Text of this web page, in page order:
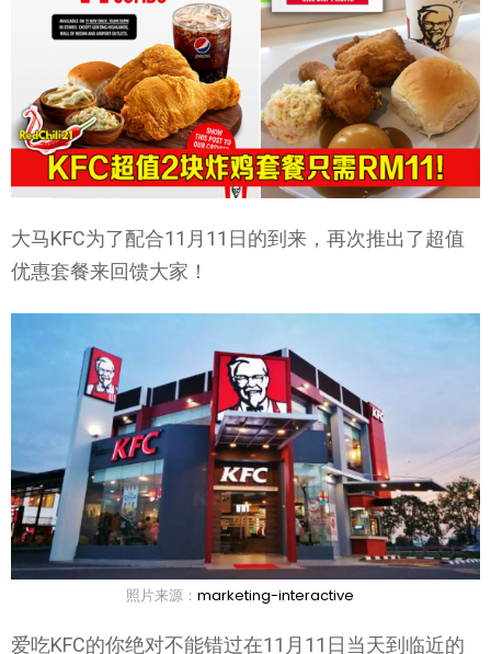
大马KFC为了配合11月11日的到来，再次推出了超值
优惠套餐来回馈大家！
照片来源： marketing-interactive
爱吃KFC的你绝对不能错过在11月11日当天到临近的